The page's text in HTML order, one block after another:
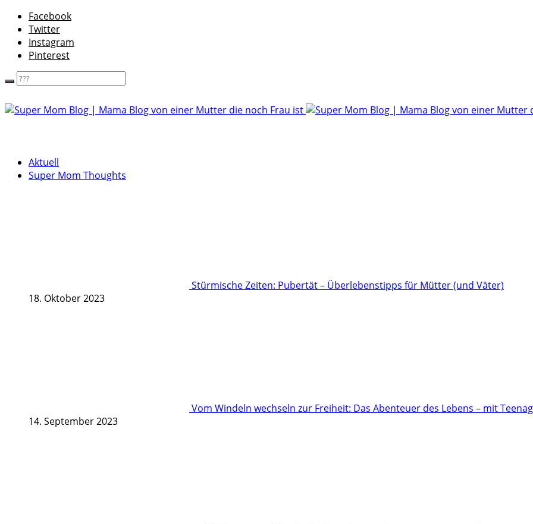
Facebook
Twitter
Instagram
Pinterest
Aktuell
Super Mom Thoughts
Stürmische Zeiten: Pubertät – Überlebenstipps für Mütter (und Väter)
18. Oktober 2023
Vom Windeln wechseln zur Freiheit: Das Abenteuer des Lebens – mit
14. September 2023